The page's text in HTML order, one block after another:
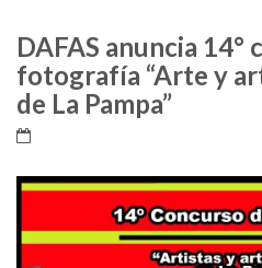
DAFAS anuncia 14°
fotografía “Arte y
de La Pampa”